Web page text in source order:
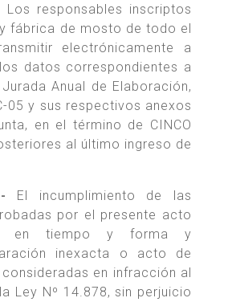
Los responsables inscriptos
fábrica de mosto de todo el
electrónicamente a
datos correspondientes a
Anual de Elaboración,
05 y sus respectivos anexos
en el término de CINCO
al último ingreso de
El incumplimiento de las
por el presente acto
en tiempo y forma y
inexacta o acto de
en infracción al
Ley Nº 14.878, sin perjuicio